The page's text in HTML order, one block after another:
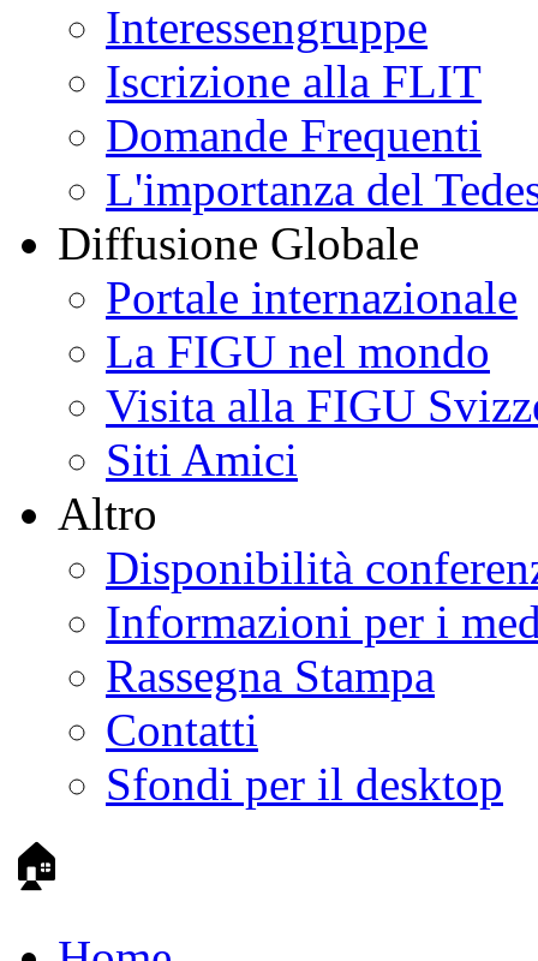
Interessengruppe
Iscrizione alla FLIT
Domande Frequenti
L'importanza del
Diffusione Globale
Portale internazionale
La FIGU nel mondo
Visita alla FIGU
Siti Amici
Altro
Disponibilità
Informazioni per i
Rassegna Stampa
Contatti
Sfondi per il desktop
🏠